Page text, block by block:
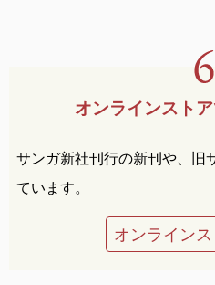
オンラインスト
サンガ新社刊行の新刊や、旧
ています。
オンライン